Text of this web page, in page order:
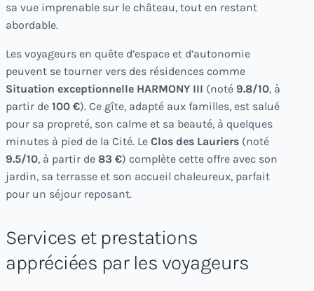
sa vue imprenable sur le château, tout en restant
abordable.
Les voyageurs en quête d’espace et d’autonomie
peuvent se tourner vers des résidences comme
Situation exceptionnelle HARMONY III (noté 9.8/10, à
partir de 100 €). Ce gîte, adapté aux familles, est salué
pour sa propreté, son calme et sa beauté, à quelques
minutes à pied de la Cité. Le Clos des Lauriers (noté
9.5/10, à partir de 83 €) complète cette offre avec son
jardin, sa terrasse et son accueil chaleureux, parfait
pour un séjour reposant.
Services et prestations
appréciées par les voyageurs